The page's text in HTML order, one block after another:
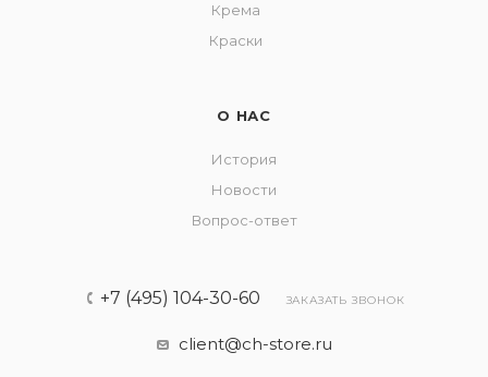
Крема
Краски
О НАС
История
Новости
Вопрос-ответ
+7 (495) 104-30-60 ЗАКАЗАТЬ ЗВОНОК
client@ch-store.ru